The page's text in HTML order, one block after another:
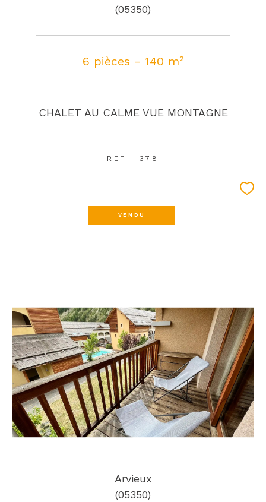
(05350)
6 pièces - 140 m²
CHALET AU CALME VUE MONTAGNE
REF : 378
VENDU
Arvieux
(05350)